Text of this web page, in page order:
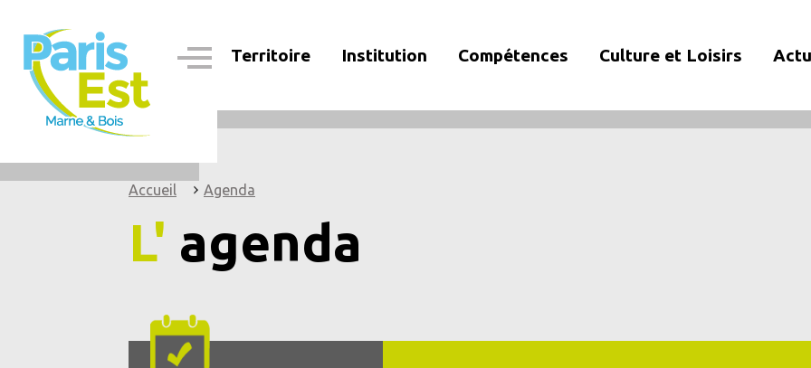
contenu
principal
Navigation
Territoire Institution Compétences Culture et Loisirs
Accueil Agenda
L' agenda